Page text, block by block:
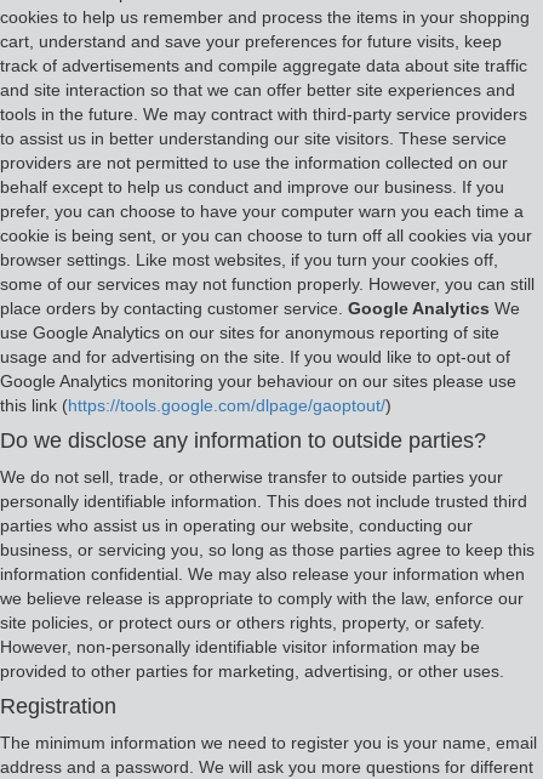
cookies to help us remember and process the items in your shopping
cart, understand and save your preferences for future visits, keep
track of advertisements and compile aggregate data about site traffic
and site interaction so that we can offer better site experiences and
tools in the future. We may contract with third-party service providers
to assist us in better understanding our site visitors. These service
providers are not permitted to use the information collected on our
behalf except to help us conduct and improve our business. If you
prefer, you can choose to have your computer warn you each time a
cookie is being sent, or you can choose to turn off all cookies via your
browser settings. Like most websites, if you turn your cookies off,
some of our services may not function properly. However, you can still
place orders by contacting customer service. Google Analytics We
use Google Analytics on our sites for anonymous reporting of site
usage and for advertising on the site. If you would like to opt-out of
Google Analytics monitoring your behaviour on our sites please use
this link (https://tools.google.com/dlpage/gaoptout/)
Do we disclose any information to outside parties?
We do not sell, trade, or otherwise transfer to outside parties your
personally identifiable information. This does not include trusted third
parties who assist us in operating our website, conducting our
business, or servicing you, so long as those parties agree to keep this
information confidential. We may also release your information when
we believe release is appropriate to comply with the law, enforce our
site policies, or protect ours or others rights, property, or safety.
However, non-personally identifiable visitor information may be
provided to other parties for marketing, advertising, or other uses.
Registration
The minimum information we need to register you is your name, email
address and a password. We will ask you more questions for different